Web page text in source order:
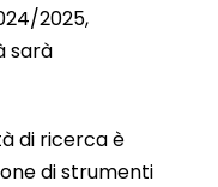
2025,
sarà
di ricerca è
di strumenti